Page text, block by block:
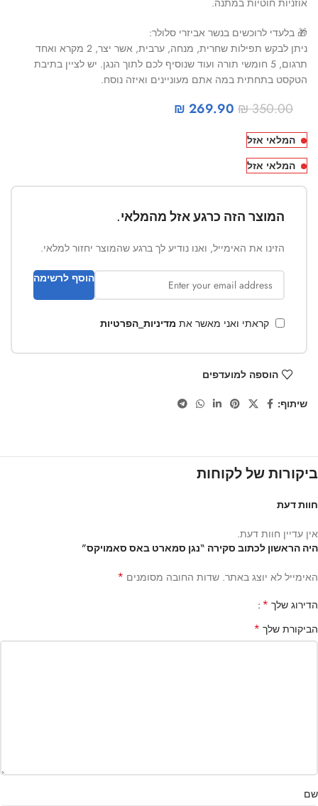
אוזניות חוטיות במתנה.
🎁 בלעדי לרוכשים בנשר אביזרי סלולר:
ניתן לבקש תפילות שחרית, מנחה, ערבית, אשר יצר, 2 מקרא ואחד
תרגום, 5 חומשי תורה ועוד שנוסיף לכם לתוך הנגן. יש לציין בתיבת
הטקסט בתחתית במה אתם מעוניינים ואיזה נוסח.
₪350.00
₪ 269.90
המלאי אזל
המלאי אזל
המוצר הזה כרגע אזל מהמלאי.
הזינו את האימייל, ואנו נודיע לך ברגע שהמוצר יחזור למלאי.
הוסף לרשימה
קראתי ואני מאשר את מדיניות_הפרטיות
הוספה למועדפים
שיתוף:
ביקורות של לקוחות
חוות דעת
אין עדיין חוות דעת.
היה הראשון לכתוב סקירה “נגן סמארט באס סאמויקס”
האימייל לא יוצג באתר. שדות החובה מסומנים *
הדירוג שלך *
הביקורת שלך *
שם